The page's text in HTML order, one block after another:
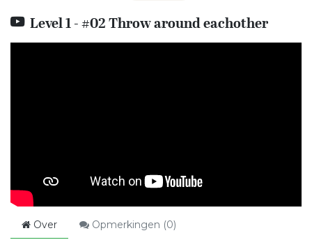
Level 1 - #02 Throw around eachother
Over Opmerkingen (0)